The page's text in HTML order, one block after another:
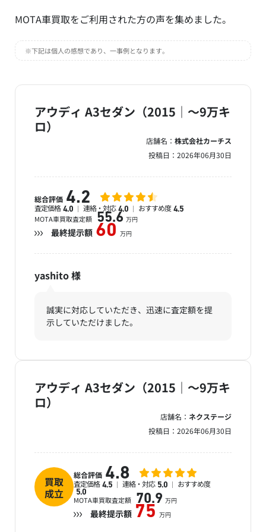
MOTA車買取をご利用された方の声を集めました。
※下記は個人の感想であり、一事例となります。
アウディ A3セダン（2015｜～9万キ
ロ）
店舗名： 株式会社カーチス
投稿日： 2026年06月30日
総合評価 4.2
査定価格 4.0 連絡・対応 4.0 おすすめ度 4.5
MOTA車買取査定額 55.6 万円
最終提示額 60 万円
yashito様
誠実に対応していただき、迅速に査定額を提
示していただけました。
アウディ A3セダン（2015｜～9万キ
ロ）
店舗名： ネクステージ
投稿日： 2026年06月30日
買取
成立
総合評価 4.8
査定価格 4.5 連絡・対応 5.0 おすすめ度
5.0
MOTA車買取査定額 70.9 万円
最終提示額 75 万円